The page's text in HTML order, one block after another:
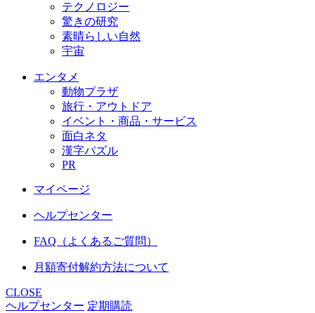
テクノロジー
驚きの研究
素晴らしい自然
宇宙
エンタメ
動物プラザ
旅行・アウトドア
イベント・商品・サービス
面白ネタ
漢字パズル
PR
マイページ
ヘルプセンター
FAQ（よくあるご質問）
月額寄付解約方法について
CLOSE
ヘルプセンター 定期購読